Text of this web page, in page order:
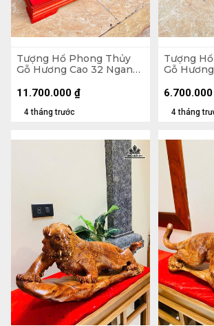
Tượng Hổ Phong Thủy
Gỗ Hương Cao 32 Ngang
4 tháng trước
11.700.000 ₫
Tượng
Gỗ
4 tháng
6.700.000